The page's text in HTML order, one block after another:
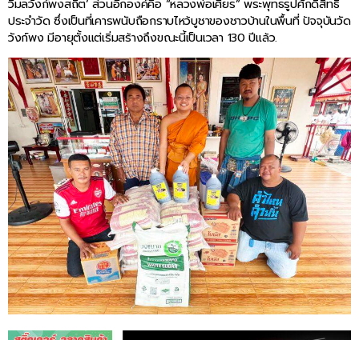
วิมลวังก์พงสถิต’ ส่วนอีกองค์คือ “หลวงพ่อเศียร” พระพุทธรูปศักดิ์สิทธิ์
ประจำวัด ซึ่งเป็นที่เคารพนับถือกราบไหว้บูชาของชาวบ้านในพื้นที่ ปัจจุบันวัด
วังก์พง มีอายุตั้งแต่เริ่มสร้างถึงขณะนี้เป็นเวลา 130 ปีแล้ว.